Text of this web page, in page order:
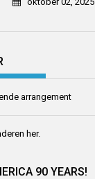
arrangement
her.
90 YEARS!